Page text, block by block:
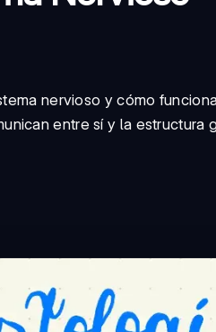
nervioso y cómo
entre sí y la